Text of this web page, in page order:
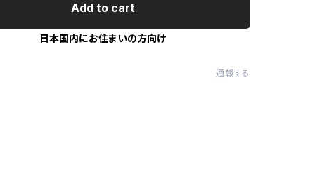
Add to cart
日本国内にお住まいの方向け
通報する